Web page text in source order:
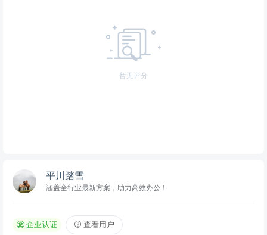
暂无评分
平川踏雪
涵盖全行业最新方案，助力高效办公！
企业认证 查看用户